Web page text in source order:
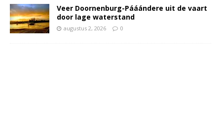
Veer Doornenburg-Pááándere uit de vaart
door lage waterstand
augustus 2, 2026 0